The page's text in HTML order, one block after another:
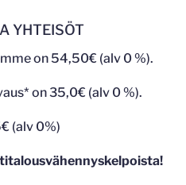
YHTEISÖT
on 54,50€ (alv 0 %).
on 35,0€ (alv 0 %).
(alv 0%)